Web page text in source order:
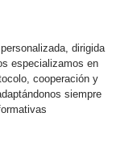
dirigida
especializamos en
cooperación y
siempre